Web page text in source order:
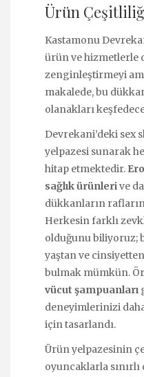
Ürün
Kastamonu
ürün ve hizmetlerle
zenginleştirmeyi
makalede, bu
olanakları
Devrekani’deki sex
yelpazesi sunarak
hitap etmektedir.
sağlık ürünlerive
dükkanların
Herkesin farklı
olduğunu biliyoruz;
yaştan ve
bulmak mümkün.
vücut şampuanları
deneyimlerinizi
için tasarlandı.
Ürün yelpazesinin
oyuncaklarla sınırlı